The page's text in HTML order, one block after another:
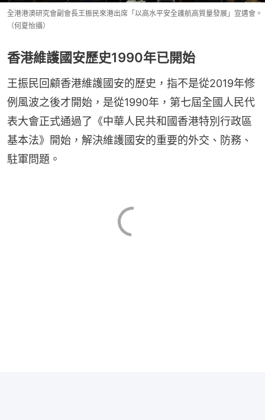
全港港澳研究會副會長王振民來港出席「以高水平安全護航高質量發展」宣遘會。
（何夏怡攝）
香港維護國安歷史1990年已開始
王振民回顧香港維護國安的歷史，指不是從2019年修
例風波之後才開始，是從1990年，第七屆全國人民代
表大會正式通過了《中華人民共和國香港特別行政區
基本法》開始，解決維護國安的重要的外交、防務、
駐軍問題。